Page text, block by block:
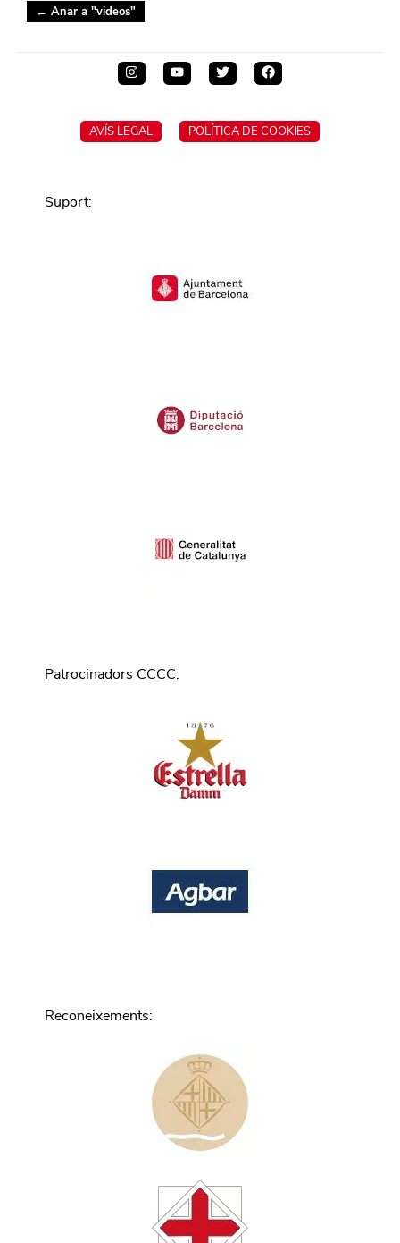
← Anar a "videos"
AVÍS LEGAL POLÍTICA DE COOKIES
Suport:
Patrocinadors CCCC:
Reconeixements: